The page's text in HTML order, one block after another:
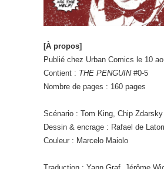
[À propos]
Publié chez Urban Comics le 10
Contient : THE PENGUIN#0-5
Nombre de pages : 160 pages
Scénario : Tom King, Chip Zdarsky
Dessin & encrage : Rafael de
Couleur : Marcelo Maiolo